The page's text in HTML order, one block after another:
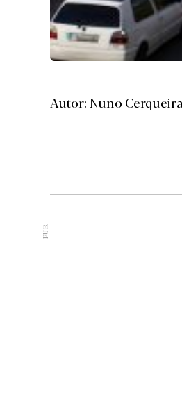
Autor: Nuno Cerqueira
PUB.